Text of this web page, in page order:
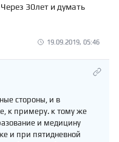
30лет и думать
19.09.2019, 05:46
стороны, и в
к примеру. к тому же
и медицину
и при пятидневной